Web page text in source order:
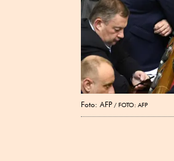
Foto: AFP FOTO: AFP